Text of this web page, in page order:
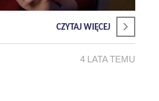
CZYTAJ WIĘCEJ
4 LATA TEMU